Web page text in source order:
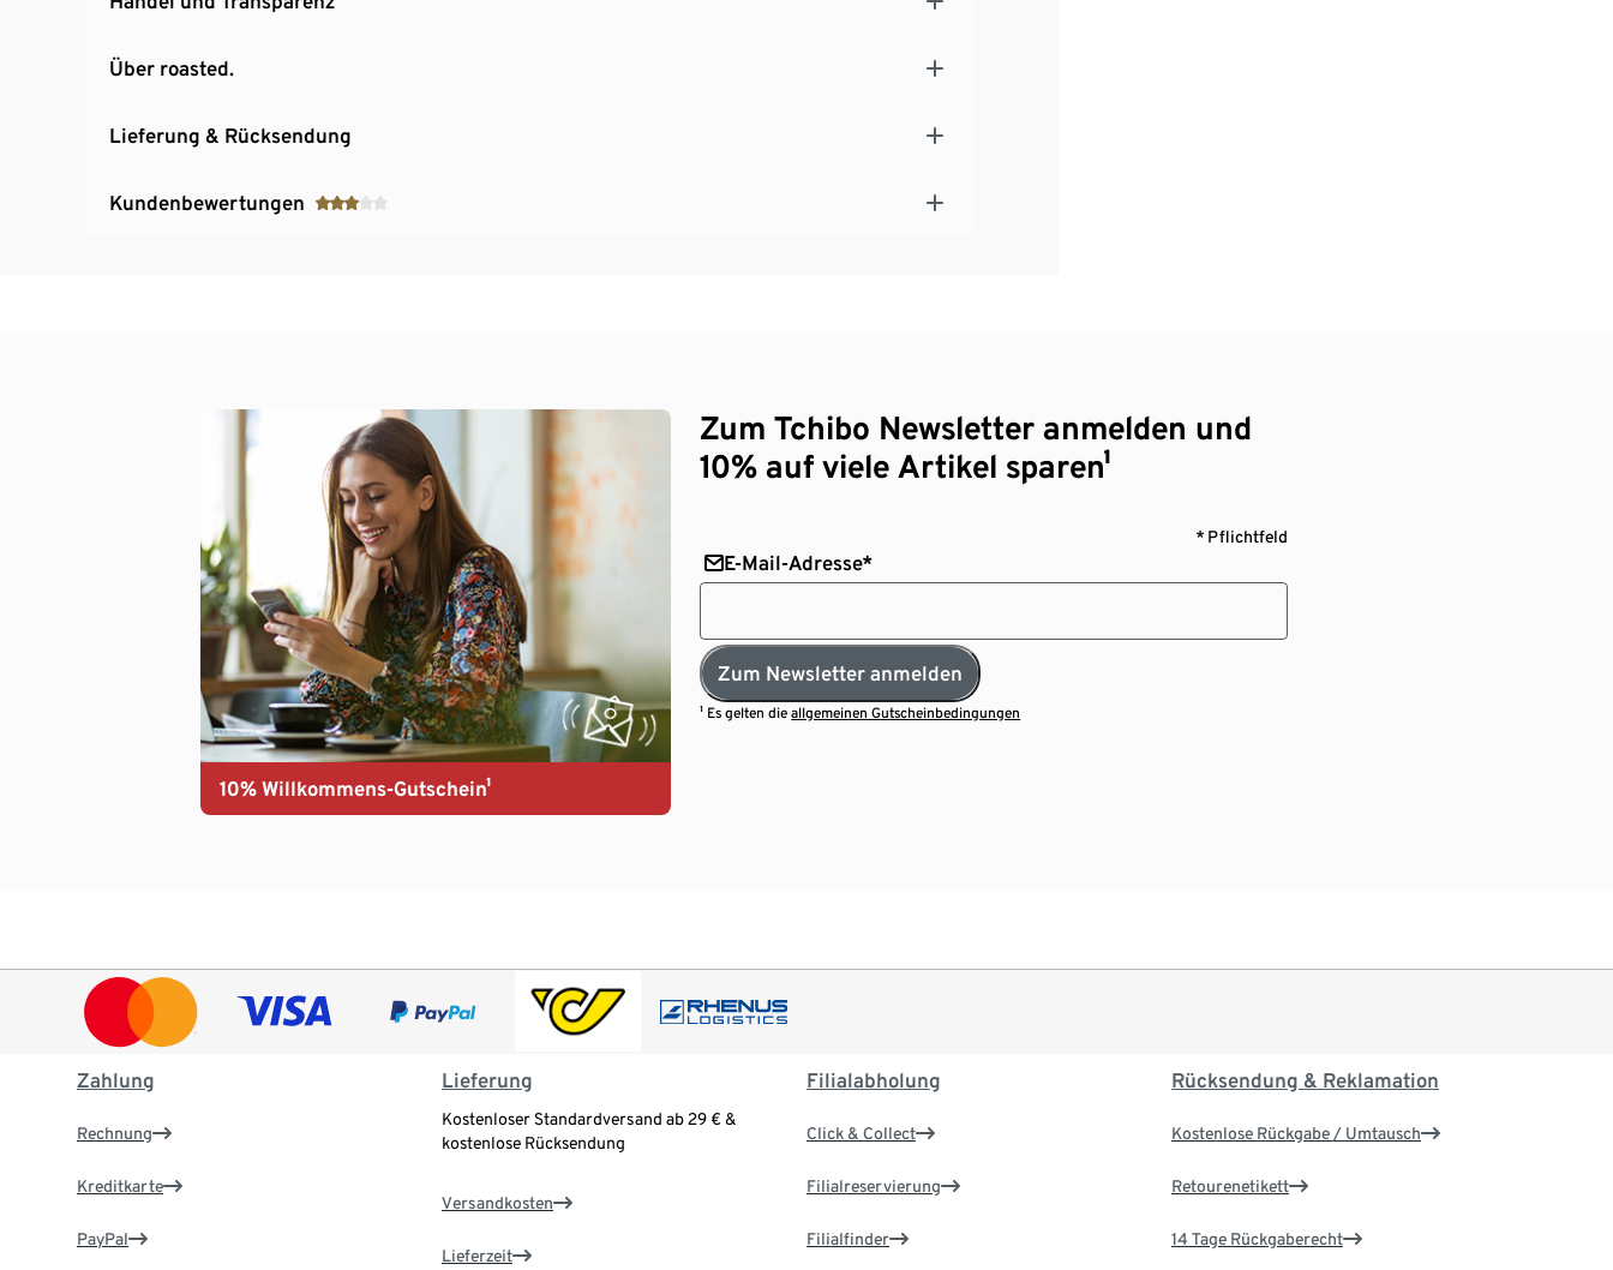
Über roasted.
Lieferung & Rücksendung
Kundenbewertungen
10% Willkommens-Gutschein¹
Zum Tchibo Newsletter anmelden und
10% auf viele Artikel sparen¹
* Pflichtfeld
E-Mail-Adresse*
Zum Newsletter anmelden
¹ Es gelten dieallgemeinen Gutscheinbedingungen
Zahlung
Rechnung
Kreditkarte
PayPal
Lieferung
Kostenloser Standardversand ab 29 € &
kostenlose Rücksendung
Versandkosten
Lieferzeit
Filialabholung
Click & Collect
Filialreservierung
Filialfinder
Rücksendung & Reklamation
Kostenlose Rückgabe / Umtausch
Retourenetikett
14 Tage Rückgaberecht